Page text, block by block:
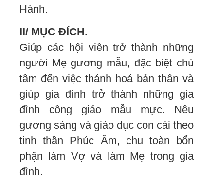
Hành.
II/ MỤC ĐÍCH.
Giúp các hội viên trở thành những
người Mẹ gương mẫu, đặc biệt chú
tâm đến việc thánh hoá bản thân và
giúp gia đình trở thành những gia
đình công giáo mẫu mực. Nêu
gương sáng và giáo dục con cái theo
tinh thần Phúc Âm, chu toàn bổn
phận làm Vợ và làm Mẹ trong gia
đình.